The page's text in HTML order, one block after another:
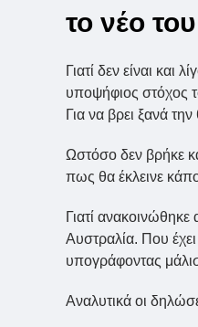
το νέο
Γιατί δεν είναι και
υποψήφιος στόχος
Για να βρει ξανά
Ωστόσο δεν βρήκε
πως θα έκλεινε
Γιατί
Αυστραλία. Που
υπογράφοντας
Αναλυτικά οι